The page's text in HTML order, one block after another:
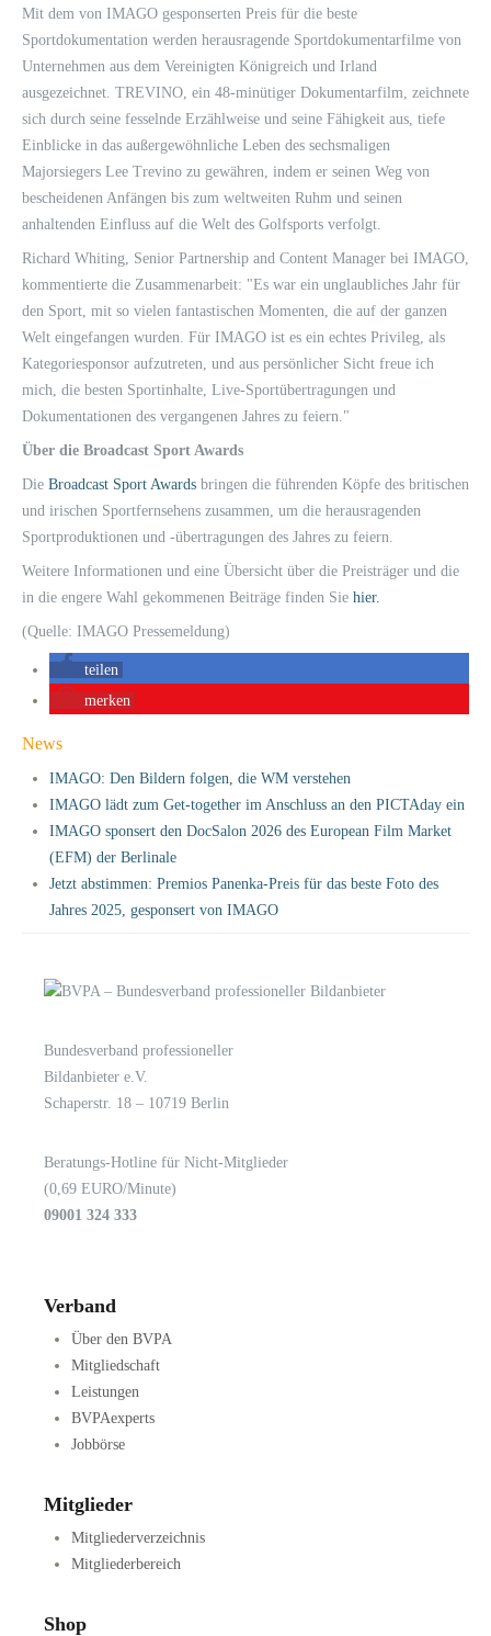
Mit dem von IMAGO gesponserten Preis für die beste
Sportdokumentation werden herausragende Sportdokumentarfilme von
Unternehmen aus dem Vereinigten Königreich und Irland
ausgezeichnet. TREVINO, ein 48-minütiger Dokumentarfilm, zeichnete
sich durch seine fesselnde Erzählweise und seine Fähigkeit aus, tiefe
Einblicke in das außergewöhnliche Leben des sechsmaligen
Majorsiegers Lee Trevino zu gewähren, indem er seinen Weg von
bescheidenen Anfängen bis zum weltweiten Ruhm und seinen
anhaltenden Einfluss auf die Welt des Golfsports verfolgt.
Richard Whiting, Senior Partnership and Content Manager bei IMAGO,
kommentierte die Zusammenarbeit: "Es war ein unglaubliches Jahr für
den Sport, mit so vielen fantastischen Momenten, die auf der ganzen
Welt eingefangen wurden. Für IMAGO ist es ein echtes Privileg, als
Kategoriesponsor aufzutreten, und aus persönlicher Sicht freue ich
mich, die besten Sportinhalte, Live-Sportübertragungen und
Dokumentationen des vergangenen Jahres zu feiern."
Über die Broadcast Sport Awards
Die Broadcast Sport Awards bringen die führenden Köpfe des britischen
und irischen Sportfernsehens zusammen, um die herausragenden
Sportproduktionen und -übertragungen des Jahres zu feiern.
Weitere Informationen und eine Übersicht über die Preisträger und die
in die engere Wahl gekommenen Beiträge finden Sie hier.
(Quelle: IMAGO Pressemeldung)
teilen
merken
News
IMAGO: Den Bildern folgen, die WM verstehen
IMAGO lädt zum Get-together im Anschluss an den PICTAday ein
IMAGO sponsert den DocSalon 2026 des European Film Market
(EFM) der Berlinale
Jetzt abstimmen: Premios Panenka-Preis für das beste Foto des
Jahres 2025, gesponsert von IMAGO
Bundesverband professioneller
Bildanbieter e.V.
Schaperstr. 18 – 10719 Berlin
Beratungs-Hotline für Nicht-Mitglieder
(0,69 EURO/Minute)
09001 324 333
Verband
Über den BVPA
Mitgliedschaft
Leistungen
BVPAexperts
Jobbörse
Mitglieder
Mitgliederverzeichnis
Mitgliederbereich
Shop